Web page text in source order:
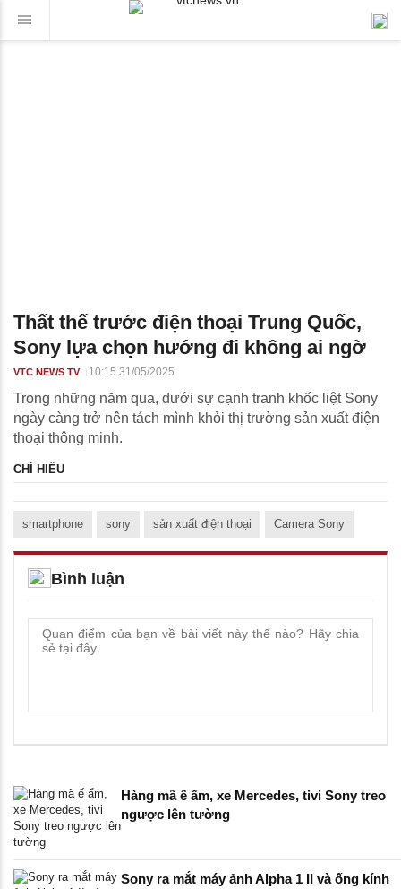
Thất thế trước điện thoại Trung Quốc,
Sony lựa chọn hướng đi không ai ngờ
VTC NEWS TV 10:15 31/05/2025
Trong những năm qua, dưới sự cạnh tranh khốc liệt Sony
ngày càng trở nên tách mình khỏi thị trường sản xuất điện
thoại thông minh.
CHÍ HIẾU
smartphone sony sản xuất điện thoại Camera Sony
Bình luận
Hàng mã ế ẩm, xe Mercedes, tivi Sony treo
ngược lên tường
Sony ra mắt máy ảnh Alpha 1 II và ống kính